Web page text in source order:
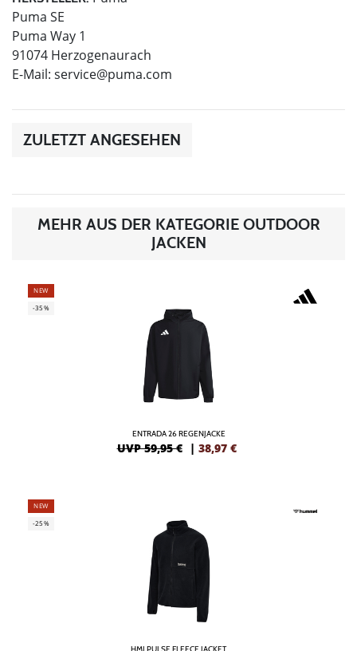
Puma SE
Puma Way 1
91074 Herzogenaurach
E-Mail: service@puma.com
ZULETZT ANGESEHEN
MEHR AUS DER KATEGORIE OUTDOOR
JACKEN
NEW
-35%
ENTRADA 26 REGENJACKE
UVP 59,95 € | 38,97 €
NEW
-25%
HMLPULSE FLEECE JACKET